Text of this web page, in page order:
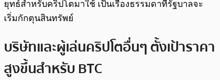
ยุทธ์สำหรับคริปโตมาใช้ เป็นเรื่องธรรมดาที่รัฐบาลจะ
เริ่มกักตุนสินทรัพย์
บริษัทและผู้เล่นคริปโตอื่นๆ ตั้งเป้าราคา
สูงขึ้นสำหรับ BTC